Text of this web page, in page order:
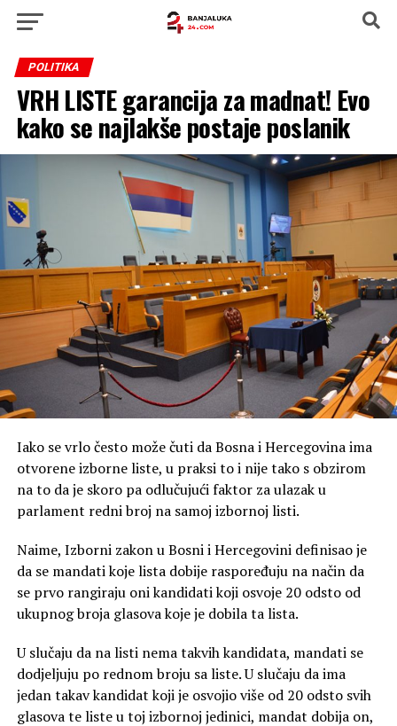
POLITIKA
VRH LISTE garancija za madnat! Evo
kako se najlakše postaje poslanik
Iako se vrlo često može čuti da Bosna i Hercegovina ima
otvorene izborne liste, u praksi to i nije tako s obzirom
na to da je skoro pa odlučujući faktor za ulazak u
parlament redni broj na samoj izbornoj listi.
Naime, Izborni zakon u Bosni i Hercegovini definisao je
da se mandati koje lista dobije raspoređuju na način da
se prvo rangiraju oni kandidati koji osvoje 20 odsto od
ukupnog broja glasova koje je dobila ta lista.
U slučaju da na listi nema takvih kandidata, mandati se
dodjeljuju po rednom broju sa liste. U slučaju da ima
jedan takav kandidat koji je osvojio više od 20 odsto svih
glasova te liste u toj izbornoj jedinici, mandat dobija on,